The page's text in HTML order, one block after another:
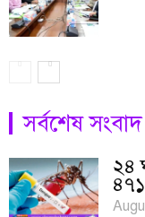
সর্বশেষ সংবাদ
২৪
৪৭১